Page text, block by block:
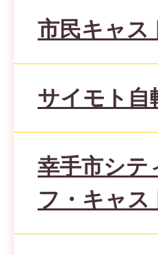
市民キャス
サイモト自
幸手市シテ
フ・キャス